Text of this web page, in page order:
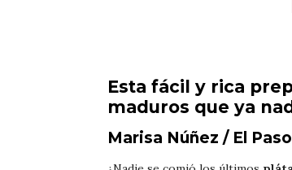
Esta fácil y rica
maduros que ya
Marisa Núñez / El Paso